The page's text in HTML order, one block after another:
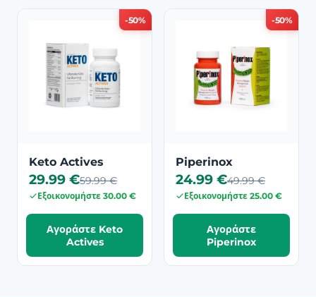
-50%
Keto Actives
29.99 €59.99 €
Εξοικονομήστε 30.00 €
Αγοράστε Keto
Actives
-50%
Piperinox
24.99 €49.99 €
Εξοικονομήστε 25.00 €
Αγοράστε
Piperinox